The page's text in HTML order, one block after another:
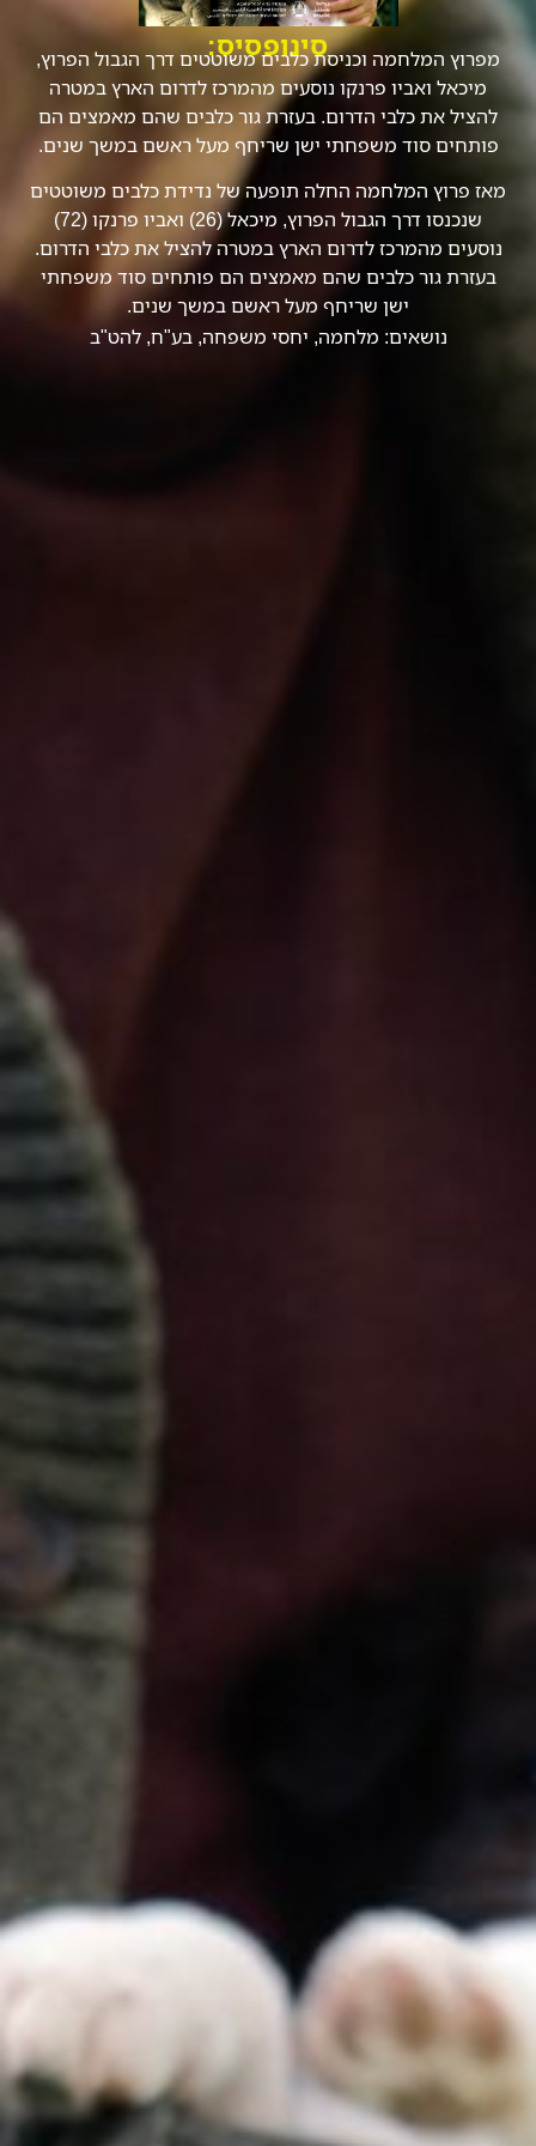
סינופסיס:
מפרוץ המלחמה וכניסת כלבים משוטטים דרך הגבול הפרוץ,
מיכאל ואביו פרנקו נוסעים מהמרכז לדרום הארץ במטרה
להציל את כלבי הדרום. בעזרת גור כלבים שהם מאמצים הם
פותחים סוד משפחתי ישן שריחף מעל ראשם במשך שנים.
מאז פרוץ המלחמה החלה תופעה של נדידת כלבים משוטטים
שנכנסו דרך הגבול הפרוץ, מיכאל (26) ואביו פרנקו (72)
נוסעים מהמרכז לדרום הארץ במטרה להציל את כלבי הדרום.
בעזרת גור כלבים שהם מאמצים הם פותחים סוד משפחתי
ישן שריחף מעל ראשם במשך שנים.
נושאים: מלחמה, יחסי משפחה,בע"ח,להט"ב